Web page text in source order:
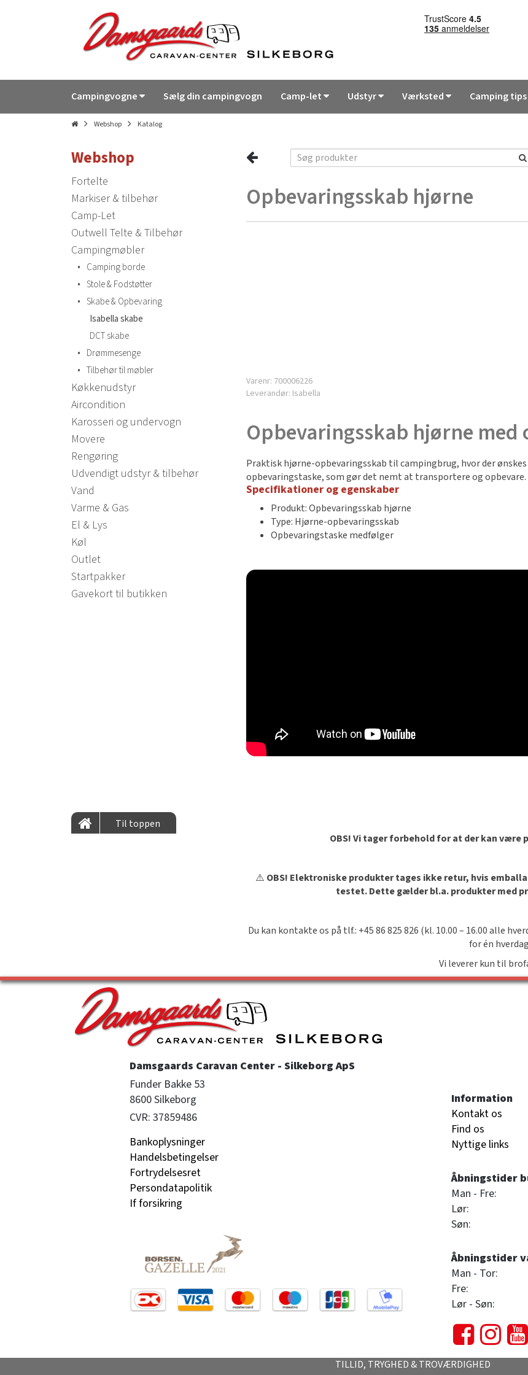
Campingvogne Sælg din campingvogn Camp-let Udstyr Værksted Camping tips
Webshop Katalog
Webshop
Fortelte
Markiser & tilbehør
Camp-Let
Outwell Telte & Tilbehør
Campingmøbler
• Camping borde
• Stole & Fodstøtter
• Skabe & Opbevaring
Isabella skabe
DCT skabe
• Drømmesenge
• Tilbehør til møbler
Køkkenudstyr
Aircondition
Karosseri og undervogn
Movere
Rengøring
Udvendigt udstyr & tilbehør
Vand
Varme & Gas
El & Lys
Køl
Outlet
Startpakker
Gavekort til butikken
Opbevaringsskab hjørne
Varenr: 700006226
Leverandør: Isabella
Opbevaringsskab hjørne med
Praktisk hjørne-opbevaringsskab til campingbrug, hvor der
opbevaringstaske, som gør det nemt at transportere og opbevare.
Specifikationer og egenskaber
Produkt: Opbevaringsskab hjørne
Type: Hjørne-opbevaringsskab
Opbevaringstaske medfølger
Til toppen
OBS! Vi tager forbehold for at der kan være
⚠️ OBS! Elektroniske produkter tages ikke retur, hvis
testet. Dette gælder bl.a. produkter med
Du kan kontakte os på tlf.: +45 86 825 826 (kl. 10.00 – 16.00 alle
for én
Vi leverer kun til
Damsgaards Caravan Center - Silkeborg ApS
Funder Bakke 53
8600 Silkeborg
CVR: 37859486
Bankoplysninger
Handelsbetingelser
Fortrydelsesret
Persondatapolitik
If forsikring
Information
Kontakt os
Find os
Nyttige links
Åbningstider
Man - Fre:
Lør:
Søn:
Åbningstider
Man - Tor:
Fre:
Lør - Søn:
TILLID, TRYGHED & TROVÆRDIGHED